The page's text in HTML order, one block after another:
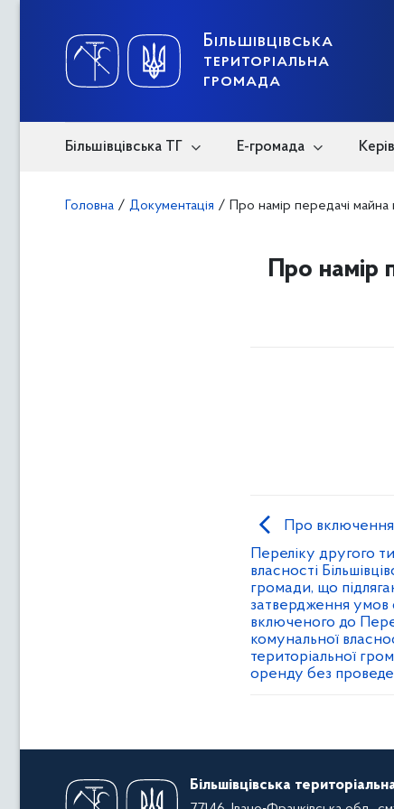
Більшівцівська
територіальна
громада
Більшівцівська ТГ Е-громада
Головна / Документація / Про намір передачі
Про намір
Про
Переліку другого
власності
громади, що
затвердження
включеного до
комунальної
територіальної
оренду без
Більшівцівська